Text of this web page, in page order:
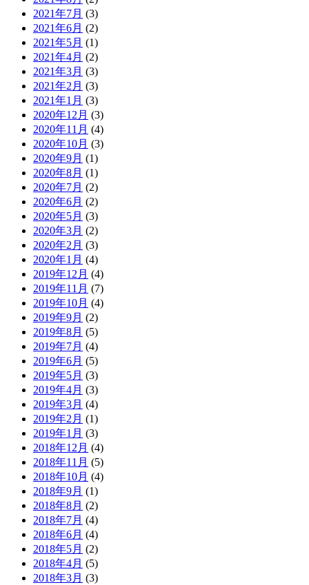
2021年7月 (3)
2021年6月 (2)
2021年5月 (1)
2021年4月 (2)
2021年3月 (3)
2021年2月 (3)
2021年1月 (3)
2020年12月 (3)
2020年11月 (4)
2020年10月 (3)
2020年9月 (1)
2020年8月 (1)
2020年7月 (2)
2020年6月 (2)
2020年5月 (3)
2020年3月 (2)
2020年2月 (3)
2020年1月 (4)
2019年12月 (4)
2019年11月 (7)
2019年10月 (4)
2019年9月 (2)
2019年8月 (5)
2019年7月 (4)
2019年6月 (5)
2019年5月 (3)
2019年4月 (3)
2019年3月 (4)
2019年2月 (1)
2019年1月 (3)
2018年12月 (4)
2018年11月 (5)
2018年10月 (4)
2018年9月 (1)
2018年8月 (2)
2018年7月 (4)
2018年6月 (4)
2018年5月 (2)
2018年4月 (5)
2018年3月 (3)